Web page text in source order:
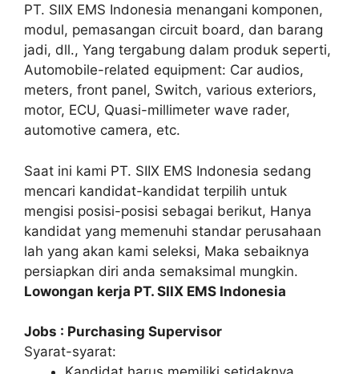
PT. SIIX EMS Indonesia menangani komponen,
modul, pemasangan circuit board, dan barang
jadi, dll., Yang tergabung dalam produk seperti,
Automobile-related equipment: Car audios,
meters, front panel, Switch, various exteriors,
motor, ECU, Quasi-millimeter wave rader,
automotive camera, etc.
Saat ini kami PT. SIIX EMS Indonesia sedang
mencari kandidat-kandidat terpilih untuk
mengisi posisi-posisi sebagai berikut, Hanya
kandidat yang memenuhi standar perusahaan
lah yang akan kami seleksi, Maka sebaiknya
persiapkan diri anda semaksimal mungkin.
Lowongan kerja PT. SIIX EMS Indonesia
Jobs : Purchasing Supervisor
Syarat-syarat: